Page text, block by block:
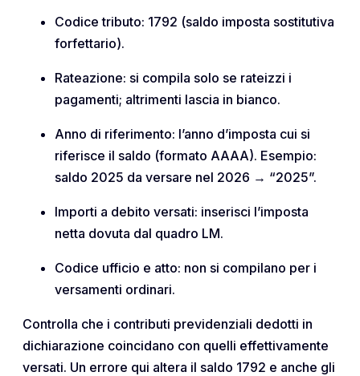
Codice tributo: 1792 (saldo imposta sostitutiva
forfettario).
Rateazione: si compila solo se rateizzi i
pagamenti; altrimenti lascia in bianco.
Anno di riferimento: l’anno d’imposta cui si
riferisce il saldo (formato AAAA). Esempio:
saldo 2025 da versare nel 2026 → “2025”.
Importi a debito versati: inserisci l’imposta
netta dovuta dal quadro LM.
Codice ufficio e atto: non si compilano per i
versamenti ordinari.
Controlla che i contributi previdenziali dedotti in
dichiarazione coincidano con quelli effettivamente
versati. Un errore qui altera il saldo 1792 e anche gli